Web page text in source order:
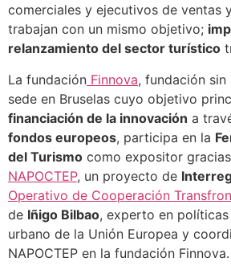
comerciales y ejecutivos de ventas
trabajan con un mismo objetivo;
relanzamiento del sector turístico
La fundación Finnova, fundación
sede en Bruselas cuyo objetivo
financiación de la innovación a
fondos europeos, participa en la
del Turismo como expositor
NAPOCTEP, un proyecto de
Operativo de Cooperación
de Iñigo Bilbao, experto en
urbano de la Unión Europea y
NAPOCTEP en la fundación Finnova.